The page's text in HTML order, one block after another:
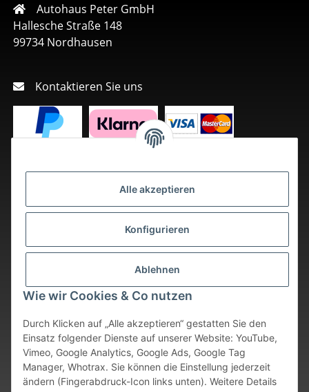
Alle akzeptieren
Konfigurieren
Ablehnen
Wie wir Cookies & Co nutzen
Durch Klicken auf „Alle akzeptieren“ gestatten Sie den
Einsatz folgender Dienste auf unserer Website: YouTube,
Vimeo, Google Analytics, Google Ads, Google Tag
Manager, Whotrax. Sie können die Einstellung jederzeit
ändern (Fingerabdruck-Icon links unten). Weitere Details
Autohaus Peter GmbH
Hallesche Straße 148
99734 Nordhausen
Kontaktieren Sie uns
Vertrag widerrufen